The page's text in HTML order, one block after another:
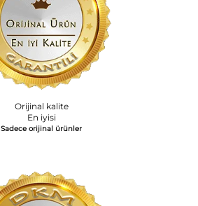
Orijinal kalite
En iyisi
Sadece orijinal ürünler